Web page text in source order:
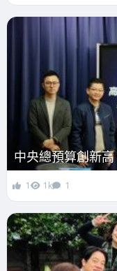
中央總預算創新
1 1k 1